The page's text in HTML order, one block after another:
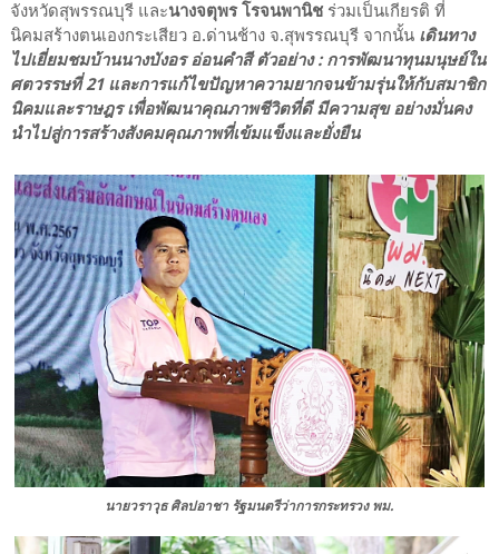
จังหวัดสุพรรณบุรี และนางจตุพร โรจนพานิช ร่วมเป็นเกียรติ ที่
นิคมสร้างตนเองกระเสียว อ.ด่านช้าง จ.สุพรรณบุรี จากนั้น เดินทาง
ไปเยี่ยมชมบ้านนางบังอร อ่อนคำสี ตัวอย่าง : การพัฒนาทุนมนุษย์ใน
ศตวรรษที่ 21 และการแก้ไขปัญหาความยากจนข้ามรุ่นให้กับสมาชิก
นิคมและราษฎร เพื่อพัฒนาคุณภาพชีวิตที่ดี มีความสุข อย่างมั่นคง
นำไปสู่การสร้างสังคมคุณภาพที่เข้มแข็งและยั่งยืน
นายวราวุธ ศิลปอาชา รัฐมนตรีว่าการกระทรวง พม.